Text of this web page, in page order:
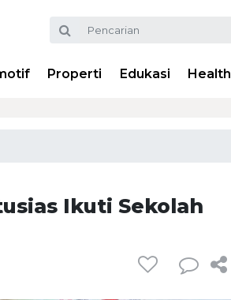
Properti Edukasi Health
Ikuti Sekolah